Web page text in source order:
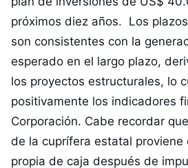
próximos diez años. Los
son consistentes con la
esperado en el largo plazo,
los proyectos estructurales, lo
positivamente los indicadores
Corporación. Cabe recordar
de la cuprífera estatal proviene
propia de caja después de